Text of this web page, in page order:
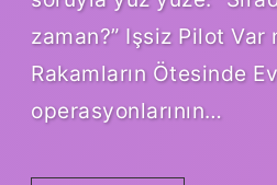
zaman?” Işsiz Pilot Var
Rakamların Ötesinde
operasyonlarının…